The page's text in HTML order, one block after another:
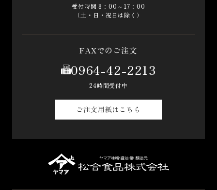
受付時間 8：00～17：00
（土・日・祝日は除く）
FAXでのご注文
0964-42-2213
24時間受付中
ご注文用紙はこちら